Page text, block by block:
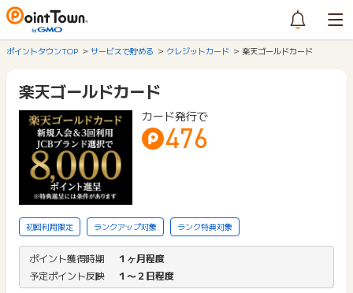
ポイントタウンTOP サービスで貯める クレジットカード 楽天ゴールドカード
楽天ゴールドカード
カード発行で
476
初回利用限定 ランクアップ対象 ランク特典対象
ポイント獲得時期
１ヶ月程度
予定ポイント反映
１〜２日程度